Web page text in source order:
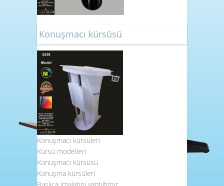
Konuşmacı kürsüsü
Konuşmacı kürsüleri
Kürsü modelleri
Konuşmacı kürsüsü
Konuşma kürsüleri